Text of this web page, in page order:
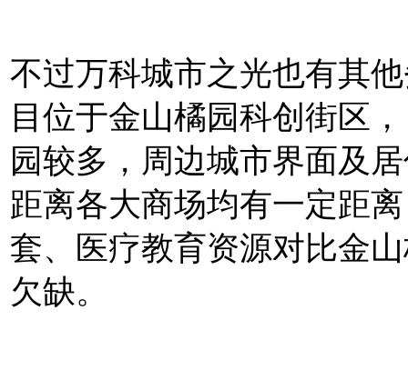
不过万科城市之光也有其
目 位于金山橘园科创街区
园较多，周边城市界面及
距离各大商场均有一定距
套、医疗教育资源对比金
欠缺。